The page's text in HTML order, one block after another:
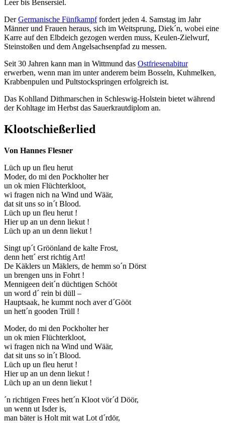
Leer bis Bensersiel.
DerGermanische Fünfkampffordert jeden 4. Samstag im Jahr
Männer und Frauen heraus, sich im Weitsprung, Diek´n, wobei eine
Karre auf den Elbdeich gezogen werden muss, Keulen-Zielwurf,
Steinstoßen und dem Angelsachsenpfad zu messen.
Seit 30 Jahren kann man in Wittmund das Ostfriesenabitur
erwerben, wenn man im unter anderem beim Bosseln, Kuhmelken,
Krabbenpulen und Pultstockspringen erfolgreich ist.
Das Kohlland Dithmarschen in Schleswig-Holstein bietet während
der Kohltage im Herbst das Sauerkrautdiplom an.
Klootschießerlied
Von Hannes Flesner
Lüch up un fleu herut
Moder, do mi den Pockholter her
un ok mien Flüchterkloot,
wi fragen nich na Wind und Wäär,
dat sit uns so in´t Blood.
Lüch up un fleu herut !
Hier up an un denn liekut !
Lüch up an un denn liekut !
Singt up´t Gröönland de kalte Frost,
denn hett´ erst richtig Art!
De Käklers un Mäklers, de hemm so´n Dörst
un brengen uns in Fohrt !
Mennigeen deit´n düchtigen Schööt
un word d´ rein bi düll –
Hauptsaak, he kummt noch aver d´Gööt
un hett´n gooden Trüll !
Moder, do mi den Pockholter her
un ok mien Flüchterkloot,
wi fragen nich na Wind und Wäär,
dat sit uns so in´t Blood.
Lüch up un fleu herut !
Hier up an un denn liekut !
Lüch up an un denn liekut !
´n richtigen Frees hett´n Kloot vör´d Döör,
un wenn ut Isder is,
man bäter is Holt mit wat Lot d´rdör,